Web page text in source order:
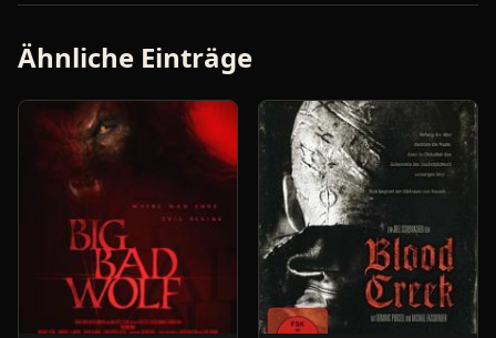
Ähnliche Einträge